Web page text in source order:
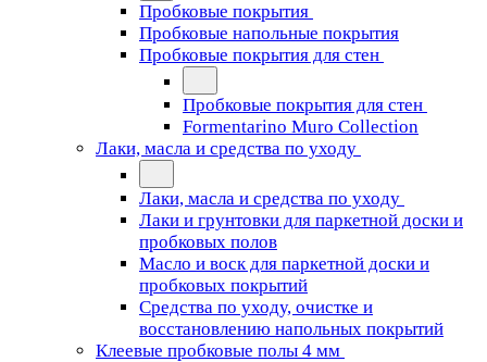
Пробковые покрытия
Пробковые напольные покрытия
Пробковые покрытия для стен
Пробковые покрытия для стен
Formentarino Muro Collection
Лаки, масла и средства по уходу
Лаки, масла и средства по уходу
Лаки и грунтовки для паркетной доски и
пробковых полов
Масло и воск для паркетной доски и
пробковых покрытий
Средства по уходу, очистке и
восстановлению напольных покрытий
Клеевые пробковые полы 4 мм